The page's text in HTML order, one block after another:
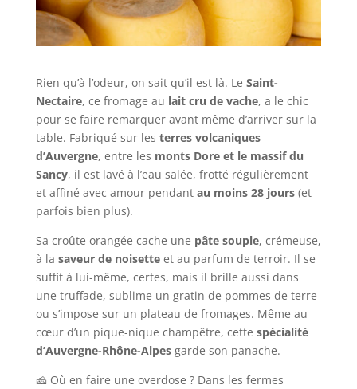
Rien qu’à l’odeur, on sait qu’il est là. Le Saint-
Nectaire, ce fromage au lait cru de vache, a le chic
pour se faire remarquer avant même d’arriver sur la
table. Fabriqué sur les terres volcaniques
d’Auvergne, entre les monts Dore et le massif du
Sancy, il est lavé à l’eau salée, frotté régulièrement
et affiné avec amour pendant au moins 28 jours(et
parfois bien plus).
Sa croûte orangée cache une pâte souple, crémeuse,
à la saveur de noisetteet au parfum de terroir. Il se
suffit à lui-même, certes, mais il brille aussi dans
une truffade, sublime un gratin de pommes de terre
ou s’impose sur un plateau de fromages. Même au
cœur d’un pique-nique champêtre, cette spécialité
d’Auvergne-Rhône-Alpesgarde son panache.
🧀 Où en faire une overdose ? Dans les fermes